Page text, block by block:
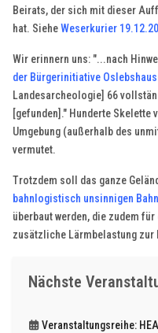
Beirats, der sich mit dieser
hat. SieheWeserkurier
Wir erinnern uns: "...nach
der Bürgerinitiative
Landesarcheologie] 66
[gefunden]." Hunderte Skelette
Umgebung (außerhalb des
vermutet.
Trotzdem soll das ganze
bahnlogistisch unsinnigen
überbaut werden, die zudem
zusätzliche Lärmbelastung zur
Nächste
Veranstaltungsreihe: